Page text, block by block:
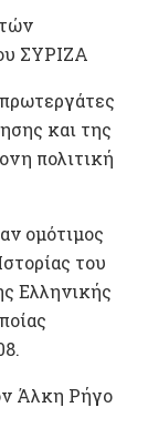
ΣΥΡΙΖΑ
και της
πολιτική
ομότιμος
του
Ελληνικής
Άλκη Ρήγο